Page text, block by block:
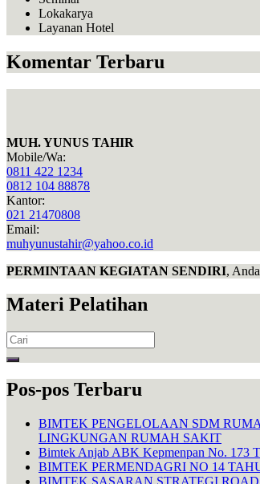
Lokakarya
Layanan Hotel
Komentar Terbaru
MUH. YUNUS TAHIR
Mobile/Wa:
0811 422 1234
0812 104 88878
Kantor:
021 21470808
Email:
muhyunustahir@yahoo.co.id
PERMINTAAN KEGIATAN SENDIRI,
Materi Pelatihan
Search
for:
Pos-pos Terbaru
BIMTEK PENGELOLAAN SDM
LINGKUNGAN RUMAH SAKIT
Bimtek Anjab ABK Kepmenpan No. 173
BIMTEK PERMENDAGRI NO 14